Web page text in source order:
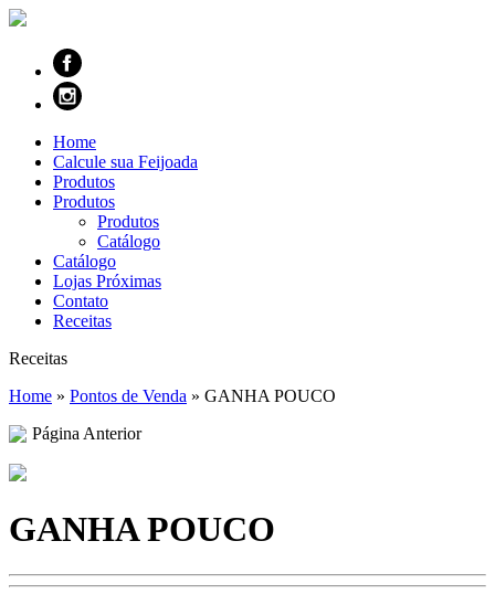
Home
Calcule sua Feijoada
Produtos
Produtos
Produtos
Catálogo
Catálogo
Lojas Próximas
Contato
Receitas
Receitas
Home » Pontos de Venda » GANHA POUCO
Página Anterior
GANHA POUCO